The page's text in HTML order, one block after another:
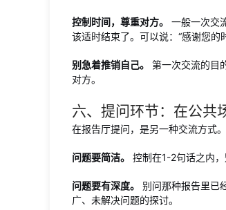
控制时间，尊重对方。
一般一次交
该适时结束了。可以说：“感谢您的
别急着推销自己。
第一次交流的目
对方。
六、提问环节：在公共
在报告厅提问，是另一种交流方式。
问题要简洁。 控制在1-2句话之内
问题要有深度。
别问那种报告里已
广、未解决问题的探讨。